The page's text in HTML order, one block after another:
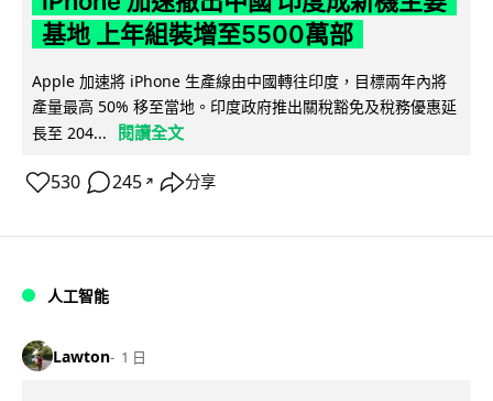
基地 上年組裝增至5500萬部
Apple 加速將 iPhone 生產線由中國轉往印度，目標兩年內將
產量最高 50% 移至當地。印度政府推出關稅豁免及稅務優惠延
長至 204...
閱讀全文
530 245 ↗ 分享
人工智能
Lawton 1 日